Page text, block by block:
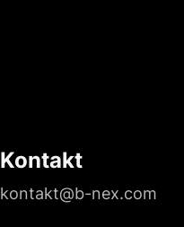
Kontakt
kontakt@b-nex.com